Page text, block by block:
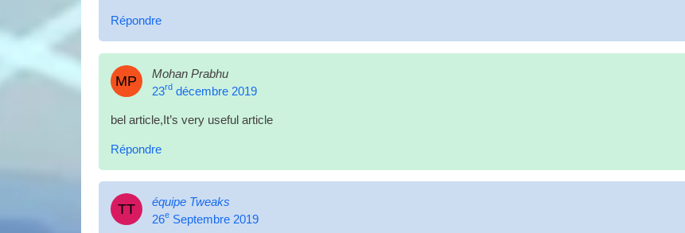
Répondre
MP
Mohan Prabhu
23rddécembre 2019
bel article, It’s very use­ful article
Répondre
TT
équipe Tweaks
26eSeptembre 2019